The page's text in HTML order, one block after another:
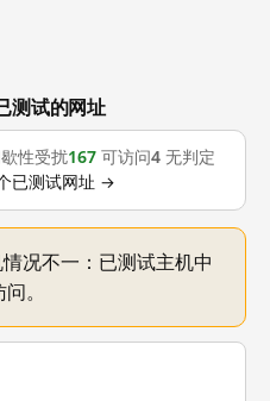
试的网址
性受扰167 可访问4 无判定
已测试网址 →
况不一：已测试主机中
。